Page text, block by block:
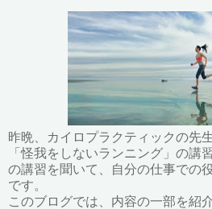
昨晩、カイロプラクティックの先
「怪我をしないランニング」の講
の講習を聞いて、自分の仕事での
です。
このブログでは、内容の一部を紹